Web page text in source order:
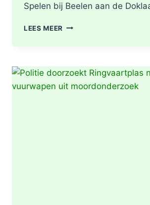
Spelen bij Beelen aan de
LEES MEER GRIP2
BRAND
|
BRAND